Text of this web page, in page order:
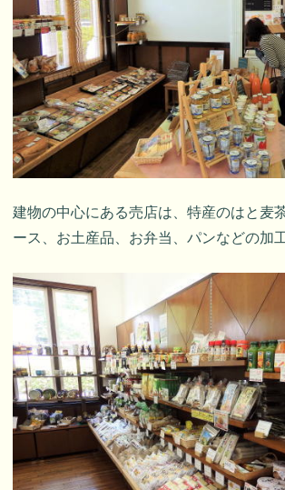
建物の中心にある売店は、特産のはと麦
ース、お土産品、お弁当、パンなどの加